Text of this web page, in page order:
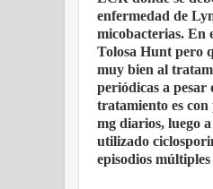
enfermedad de
micobacterias. En
Tolosa Hunt pero
muy bien al
periódicas a pesar
tratamiento es con
mg diarios, luego
utilizado
episodios